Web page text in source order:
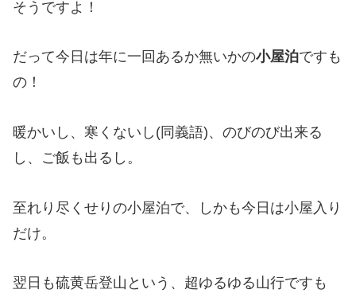
そうですよ！
だって今日は年に一回あるか無いかの小屋泊ですも
の！
暖かいし、寒くないし(同義語)、のびのび出来る
し、ご飯も出るし。
至れり尽くせりの小屋泊で、しかも今日は小屋入り
だけ。
翌日も硫黄岳登山という、超ゆるゆる山行ですも